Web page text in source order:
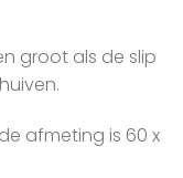
groot als de slip
afmeting is 60 x